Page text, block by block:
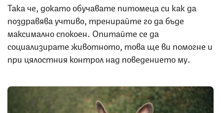
Така че, докато обучавате питомеца си как да
поздравява учтиво, тренирайте го да бъде
максимално спокоен. Опитайте се да
социализирате животното, това ще ви помогне и
при цялостния контрол над поведението му.